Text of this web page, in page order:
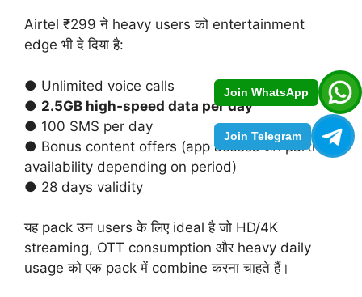
Join WhatsApp
Join Telegram
Airtel ₹299 ने heavy users को entertainment
edge भी दे दिया है:
● Unlimited voice calls
● 2.5GB high‑speed data per day
● 100 SMS per day
● Bonus content offers (app access और partner
availability depending on period)
● 28 days validity
यह pack उन users के लिए ideal है जो HD/4K
streaming, OTT consumption और heavy daily
usage को एक pack में combine करना चाहते हैं।